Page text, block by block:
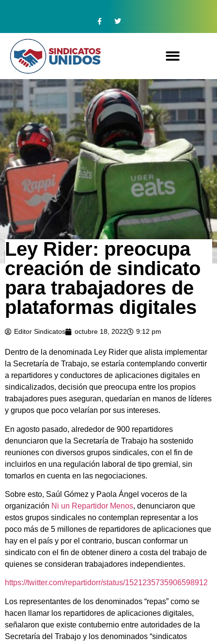
Ley Rider: preocupa
creación de sindicato
para trabajadores de
plataformas digitales
Editor Sindicatos octubre 18, 2022 9:12 pm
Dentro de la denominada Ley Rider que alista implementar
la Secretaría de Trabajo, se estaría contemplando convertir
a repartidores y conductores de aplicaciones digitales en
sindicalizados, decisión que preocupa entre los propios
trabajadores pues aseguran, quedarían en manos de líderes
y grupos que poco velarían por sus intereses.
En agosto pasado, alrededor de 900 repartidores
denunciaron que la Secretaría de Trabajo ha sostenido
reuniones con diversos grupos sindicales, con el fin de
incluirlos en una regulación laboral de tipo gremial, sin
tomarlos en cuenta en las negociaciones.
Sobre esto, Saúl Gómez y Paola Ángel voceros de la
organización Ni un Repartidor Menos, denunciaron que
estos grupos sindicales no contemplan representar a los
poco más de 5 millones de repartidores de aplicaciones que
hay en el país y por el contrario, buscan conformar un
sindicato con el fin de obtener dinero a costa del trabajo de
quienes se consideran trabajadores independientes.
https://twitter.com/repartidorr/status/1521235735906598912
Los representantes de los denominados “repas” como se
hacen llamar los repartidores de aplicaciones digitales,
señalaron que existe contubernio entre autoridades de la
Secretaría del Trabajo y los denominados “sindicatos